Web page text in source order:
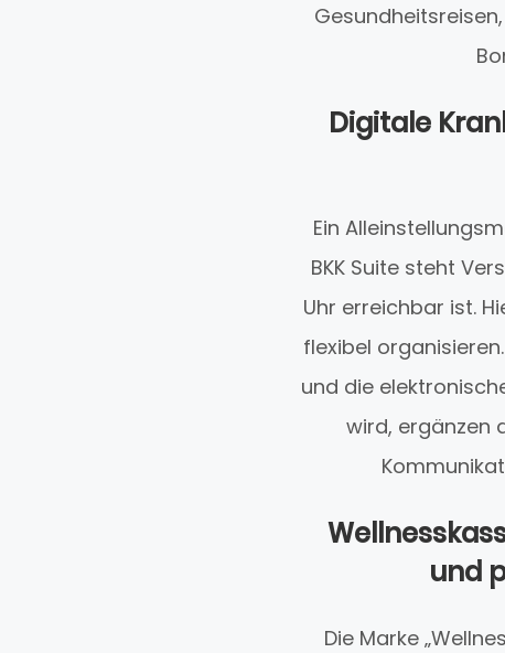
Digitale
Ein
BKK Suite steht
Uhr erreichbar ist.
flexibel
und die
wird, ergänzen
und
Die Marke